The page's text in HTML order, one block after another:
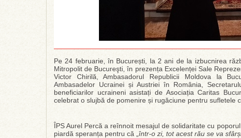
Pe 24 februarie, în București, la 2 ani de la izbucnirea
Mitropolit de Bucureşti, în prezența Excelenței Sale
Victor Chirilă, Ambasadorul Republicii Moldova la
Ambasadelor Ucrainei și Austriei în România,
beneficiarilor ucraineni asistați de Asociația Caritas
celebrat o slujbă de pomenire și rugăciune pentru sufletele
ÎPS Aurel Percă a reînnoit mesajul de solidaritate cu
piardă speranța pentru că „ într-o zi, tot acest rău se va